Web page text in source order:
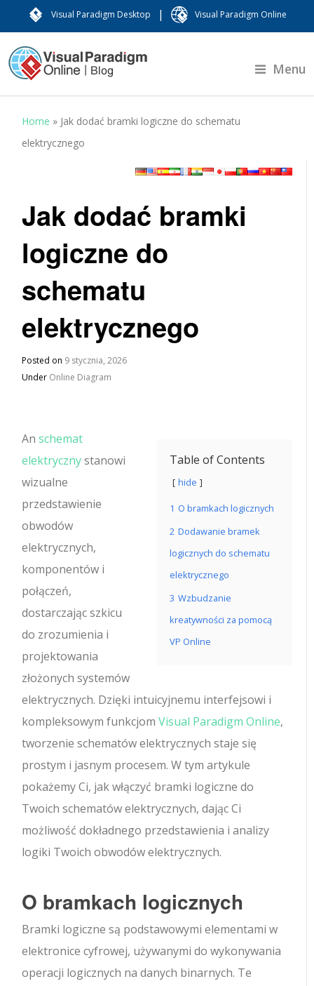
Visual Paradigm Desktop | Visual Paradigm Online
Menu
Home » Jak dodać bramki logiczne do schematu
elektrycznego
Jak dodać bramki
logiczne do
schematu
elektrycznego
Posted on 9 stycznia, 2026
Under Online Diagram
Table of Contents
hide
1 O bramkach logicznych
2 Dodawanie bramek
logicznych do schematu
elektrycznego
3 Wzbudzanie
kreatywności za pomocą
VP Online
Anschemat
elektrycznystanowi
wizualne
przedstawienie
obwodów
elektrycznych,
komponentów i
połączeń,
dostarczając szkicu
do zrozumienia i
projektowania
złożonych systemów
elektrycznych. Dzięki intuicyjnemu interfejsowi i
kompleksowym funkcjom Visual Paradigm Online,
tworzenie schematów elektrycznych staje się
prostym i jasnym procesem. W tym artykule
pokażemy Ci, jak włączyć bramki logiczne do
Twoich schematów elektrycznych, dając Ci
możliwość dokładnego przedstawienia i analizy
logiki Twoich obwodów elektrycznych.
O bramkach logicznych
Bramki logiczne są podstawowymi elementami w
elektronice cyfrowej, używanymi do wykonywania
operacji logicznych na danych binarnych. Te